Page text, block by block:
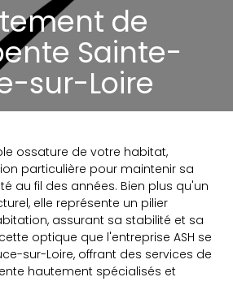
de
Sainte-
sur-Loire
ossature de votre habitat,
particulière pour maintenir sa
au fil des années. Bien plus qu'un
elle représente un pilier
assurant sa stabilité et sa
optique que l'entreprise ASH se
sur-Loire, offrant des services de
hautement spécialisés et